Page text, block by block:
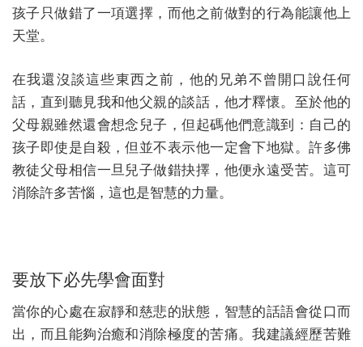
孩子只做錯了一項選擇，而他之前做對的行為能讓他上
天堂。
在我還沒談這些東西之前，他的兄弟不曾開口說任何
話，直到聽見我和他父親的談話，他才釋懷。至於他的
父母親雖然還會想念兒子，但起碼他們意識到：自己的
孩子即使是自殺，但並不表示他一定會下地獄。許多佛
教徒父母相信一旦兒子做錯抉擇，他便永遠受苦。這可
消除許多苦惱，這也是智慧的力量。
要放下必先學會面對
當你的心處在寂靜和慈悲的狀態，智慧的話語會從口而
出，而且能夠治癒和消除極度的苦痛。我建議經歷苦難